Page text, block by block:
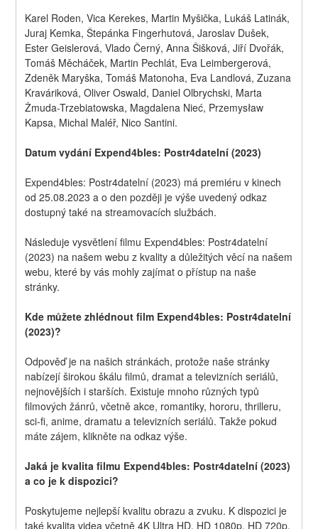
Karel Roden, Vica Kerekes, Martin Myšička, Lukáš Latinák,
Juraj Kemka, Štepánka Fingerhutová, Jaroslav Dušek,
Ester Geislerová, Vlado Černý, Anna Šišková, Jiří Dvořák,
Tomáš Měcháček, Martin Pechlát, Eva Leimbergerová,
Zdeněk Maryška, Tomáš Matonoha, Eva Landlová, Zuzana
Kraváriková, Oliver Oswald, Daniel Olbrychski, Marta
Żmuda-Trzebiatowska, Magdalena Nieć, Przemysław
Kapsa, Michal Maléř, Nico Santini.
Datum vydání Expend4bles: Postr4datelní (2023)
Expend4bles: Postr4datelní (2023) má premiéru v kinech
od 25.08.2023 a o den později je výše uvedený odkaz
dostupný také na streamovacích službách.
Následuje vysvětlení filmu Expend4bles: Postr4datelní
(2023) na našem webu z kvality a důležitých věcí na našem
webu, které by vás mohly zajímat o přístup na naše
stránky.
Kde můžete zhlédnout film Expend4bles: Postr4datelní
(2023)?
Odpověď je na našich stránkách, protože naše stránky
nabízejí širokou škálu filmů, dramat a televizních seriálů,
nejnovějších i starších. Existuje mnoho různých typů
filmových žánrů, včetně akce, romantiky, hororu, thrilleru,
sci-fi, anime, dramatu a televizních seriálů. Takže pokud
máte zájem, klikněte na odkaz výše.
Jaká je kvalita filmu Expend4bles: Postr4datelní (2023)
a co je k dispozici?
Poskytujeme nejlepší kvalitu obrazu a zvuku. K dispozici je
také kvalita videa včetně 4K Ultra HD, HD 1080p, HD 720p,